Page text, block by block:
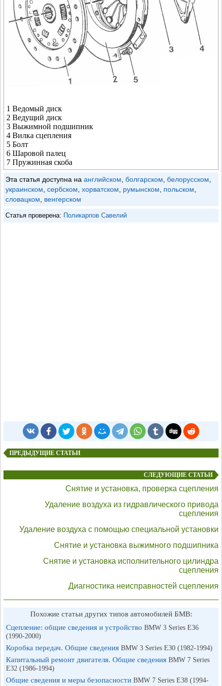
1 Ведомый диск
2 Ведущий диск
3 Выжимной подшипник
4 Вилка сцепления
5 Болт
6 Шаровой палец
7 Пружинная скоба
Эта статья доступна на английском болгарском белорусском
украинском сербском хорватском румынском польском
словацком
венгерском
Статья проверена: Поликарпов Савелий
ПРЕДЫДУЩИЕ СТАТЬИ
СЛЕДУЮЩИЕ СТАТЬИ
Снятие и установка, проверка сцепления
Удаление воздуха из гидравлического привода
сцепления
Удаление воздуха с помощью специальной установки
Снятие и установка выжимного подшипника
Снятие и установка исполнительного цилиндра
сцепления
Диагностика неисправностей сцепления
Похожие статьи других типов автомобилей БМВ:
Сцепление: общие сведения и устройство BMW 3 Series E36
(1990-2000)
Коробка передач. Общие сведения BMW 3 Series E30 (1982-1994)
Капитальный ремонт двигателя. Общие сведения BMW 7 Series
E32 (1986-1994)
Общие сведения и меры безопасности BMW 7 Series E38 (1994-